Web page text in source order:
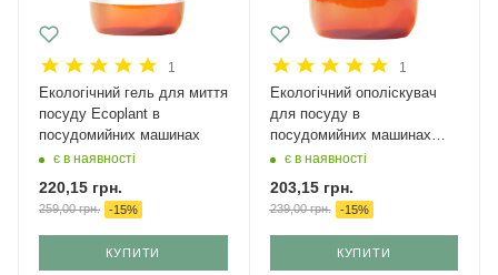
1
Екологічний гель для миття
посуду Ecoplant в
посудомийних машинах
є в наявності
220,15 грн.
259,00грн. -15%
КУПИТИ
1
Екологічний ополіскувач
для посуду в
посудомийних машинах
Ecoplant
є в наявності
203,15грн.
239,00грн. -15%
КУПИТИ